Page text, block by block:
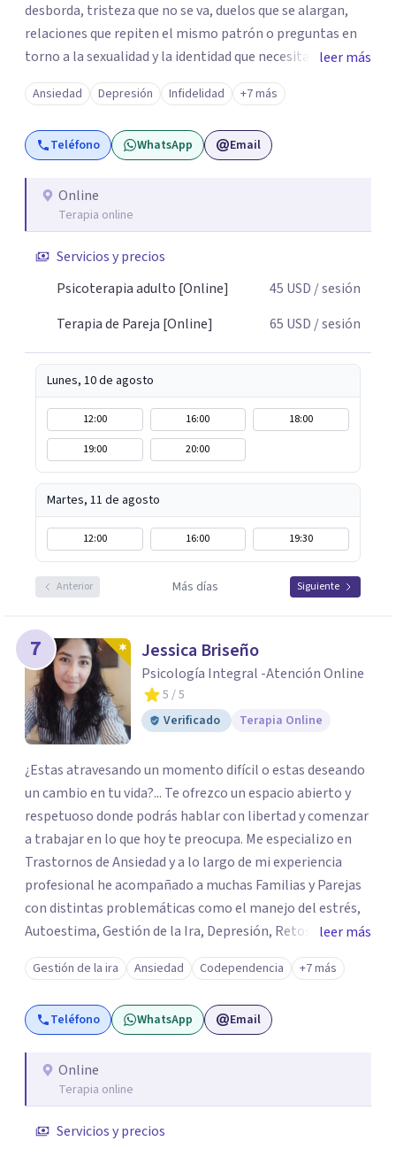
desborda, tristeza que no se va, duelos que se alargan,
relaciones que repiten el mismo patrón o preguntas en
torno a la sexualidad y la identidad que necesitan un
espacio seguro para ser habladas. Mi orientación teórica
integra una mirada Humanista-Relacional con Terapia
Breve, donde el modo en que te vinculas ocupa un lugar
central: cómo te relacionas contigo, con las demás
psicoterapia, cuento con especialización en sexoterapia,
por lo que también acompaño temas de salud sexual,
dificultades en el deseo, intimidad, orientación o
identidad. Busco que el espacio terapéutico sea un lugar
respeto y libertad. Trabajo con objetivos claros y
realistas, sin fórmulas rígidas: combinamos profundidad
emocional con una mirada práctica sobre tu vida diaria.
leer más
Ansiedad Depresión Infidelidad +7 más
Teléfono WhatsApp Email
Online
Terapia online
Servicios y precios
Psicoterapia adulto [Online]
45 USD / sesión
Terapia de Pareja [Online]
65 USD / sesión
Lunes, 10 de agosto
12:00 16:00
18:00
19:00
20:00
Martes, 11 de agosto
12:00 16:00 19:30
Anterior Más días Siguiente
7 Jessica Briseño
Psicología Integral -Atención Online
5 / 5
Verificado
Terapia Online
¿Estas atravesando un momento difícil o estas deseando
un cambio en tu vida?... Te ofrezco un espacio abierto y
respetuoso donde podrás hablar con libertad y comenzar
a trabajar en lo que hoy te preocupa. Me especializo en
Trastornos de Ansiedad y a lo largo de mi experiencia
profesional he acompañado a muchas Familias y Parejas
con distintas problemáticas como el manejo del estrés,
Autoestima, Gestión de la Ira, Depresión, Retos en la
Crianza, Codependencia, Celos, entre otros. Cuento con
más de 12 años de experiencia en el área de la Salud
mental y he trabajado en distintos contextos clínicos con
niños, Adolescentes y Adultos
leer más
Gestión de la ira Ansiedad Codependencia +7 más
Teléfono WhatsApp Email
Online
Terapia online
Servicios y precios